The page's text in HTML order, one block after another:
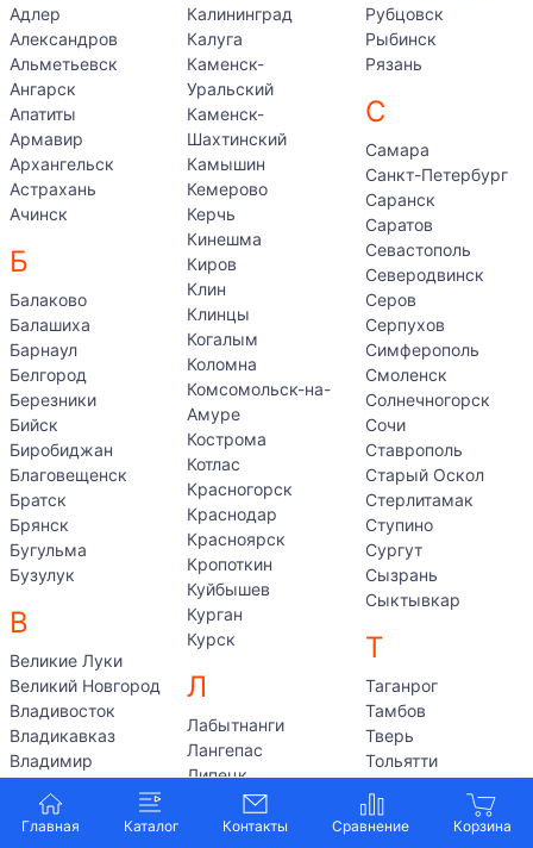
Главная Каталог Контакты
Адлер
Александров
Альметьевск
Ангарск
Апатиты
Армавир
Архангельск
Астрахань
Ачинск
Б
Балаково
Балашиха
Барнаул
Белгород
Березники
Бийск
Биробиджан
Благовещенск
Братск
Брянск
Бугульма
Бузулук
В
Великие Луки
Великий Новгород
Владивосток
Владикавказ
Владимир
Волгодонск
Волжский
Калининград
Калуга
Каменск-
Уральский
Каменск-
Шахтинский
Камышин
Кемерово
Керчь
Кинешма
Киров
Клин
Клинцы
Когалым
Коломна
Комсомольск-на-
Амуре
Кострома
Котлас
Красногорск
Краснодар
Красноярск
Кропоткин
Куйбышев
Курган
Курск
Л
Лабытнанги
Лангепас
Липецк
Людиново
Рубцовск
Рыбинск
Рязань
С
Самара
Санкт-Петербург
Саранск
Саратов
Севастополь
Северодвинск
Серов
Серпухов
Симферополь
Смоленск
Солнечногорск
Сочи
Ставрополь
Старый Оскол
Стерлитамак
Ступино
Сургут
Сызрань
Сыктывкар
Т
Таганрог
Тамбов
Тверь
Тольятти
Томск
Тула